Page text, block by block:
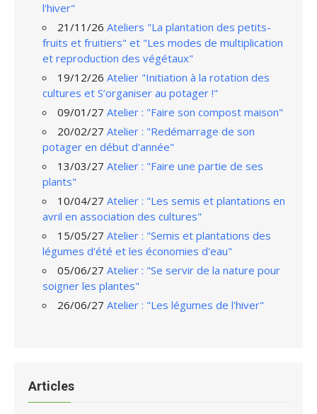
l'hiver"
21/11/26 Ateliers "La plantation des petits-
fruits et fruitiers" et "Les modes de multiplication
et reproduction des végétaux"
19/12/26 Atelier "Initiation à la rotation des
cultures et S’organiser au potager !"
09/01/27 Atelier : "Faire son compost maison"
20/02/27 Atelier : "Redémarrage de son
potager en début d'année"
13/03/27 Atelier : "Faire une partie de ses
plants"
10/04/27 Atelier : "Les semis et plantations en
avril en association des cultures"
15/05/27 Atelier : "Semis et plantations des
légumes d'été et les économies d'eau"
05/06/27 Atelier : "Se servir de la nature pour
soigner les plantes"
26/06/27 Atelier : "Les légumes de l'hiver"
Articles